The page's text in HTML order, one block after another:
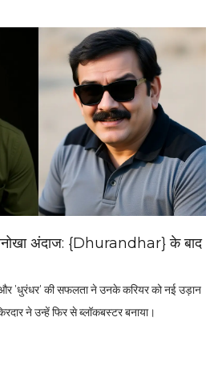
अंदाज: {Dhurandhar} के बाद
'धुरंधर' की सफलता ने उनके करियर को नई उड़ान
ने उन्हें फिर से ब्लॉकबस्टर बनाया।